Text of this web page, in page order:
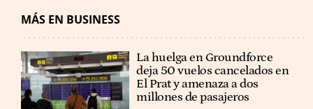
MÁS EN BUSINESS
La huelga en Groundforce
deja 50 vuelos cancelados en
El Prat y amenaza a dos
millones de pasajeros